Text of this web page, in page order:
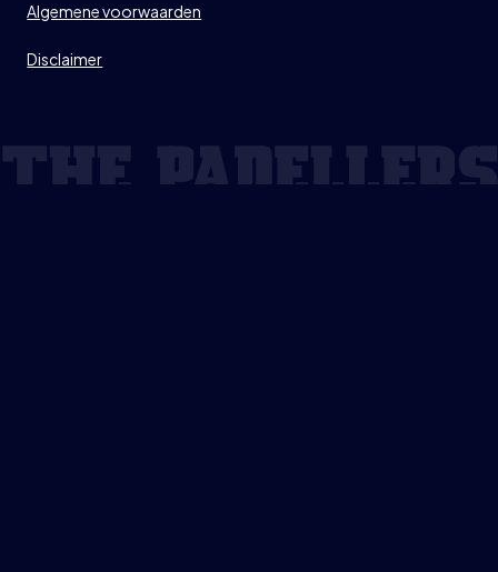
Algemene voorwaarden
Disclaimer